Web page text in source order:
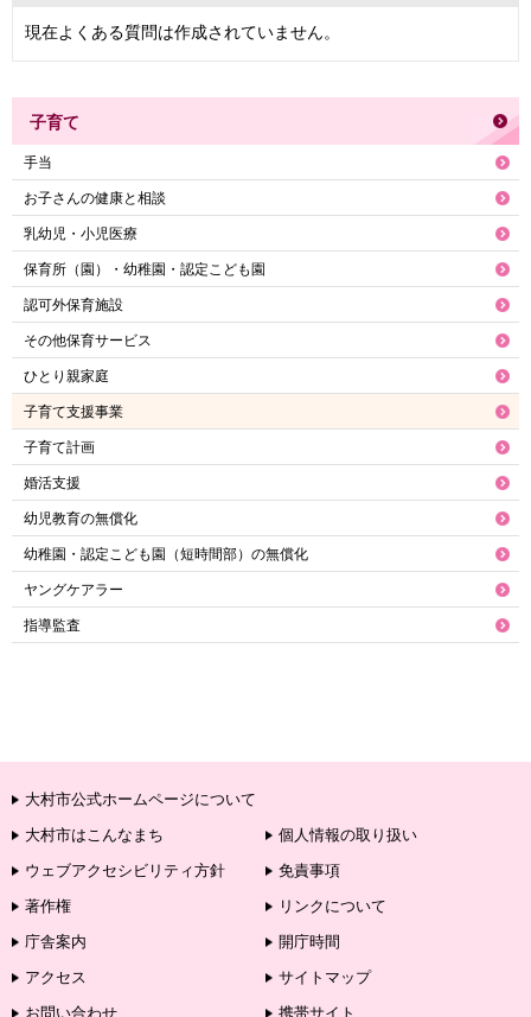
現在よくある質問は作成されていません。
子育て
手当
お子さんの健康と相談
乳幼児・小児医療
保育所（園）・幼稚園・認定こども園
認可外保育施設
その他保育サービス
ひとり親家庭
子育て支援事業
子育て計画
婚活支援
幼児教育の無償化
幼稚園・認定こども園（短時間部）の無償化
ヤングケアラー
指導監査
大村市公式ホームページについて
大村市はこんなまち
個人情報の取り扱い
ウェブアクセシビリティ方針
免責事項
著作権
リンクについて
庁舎案内
開庁時間
アクセス
サイトマップ
お問い合わせ
携帯サイト